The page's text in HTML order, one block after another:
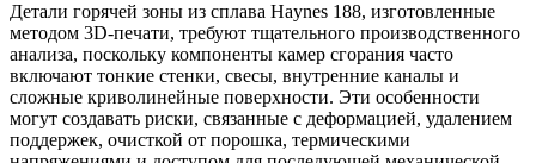
Детали горячей зоны из сплава Haynes 188, изготовленные
методом 3D-печати, требуют тщательного производственного
анализа, поскольку компоненты камер сгорания часто
включают тонкие стенки, свесы, внутренние каналы и
сложные криволинейные поверхности. Эти особенности
могут создавать риски, связанные с деформацией, удалением
поддержек, очисткой от порошка, термическими